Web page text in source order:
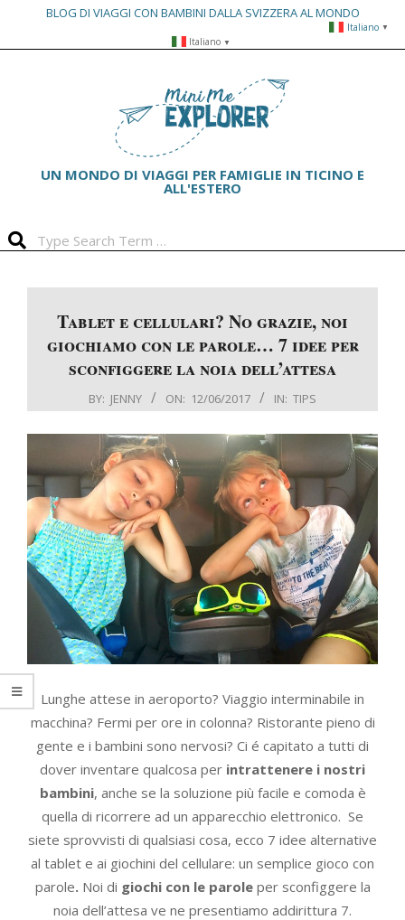
BLOG DI VIAGGI CON BAMBINI DALLA SVIZZERA AL MONDO
Italiano ▼
UN MONDO DI VIAGGI PER FAMIGLIE IN TICINO E
ALL'ESTERO
Tablet e cellulari? No grazie, noi
giochiamo con le parole… 7 idee per
sconfiggere la noia dell’attesa
BY: JENNY ON: 12/06/2017 IN: TIPS
Lunghe attese in aeroporto? Viaggio interminabile in
macchina? Fermi per ore in colonna? Ristorante pieno di
gente e i bambini sono nervosi? Ci é capitato a tutti di
dover inventare qualcosa per intrattenere i nostri
bambini, anche se la soluzione più facile e comoda è
quella di ricorrere ad un apparecchio elettronico. Se
siete sprovvisti di qualsiasi cosa, ecco 7 idee alternative
al tablet e ai giochini del cellulare: un semplice gioco con
parole. Noi di giochi con le paroleper sconfiggere la
noia dell’attesa ve ne presentiamo addirittura 7.
Italiano ▼